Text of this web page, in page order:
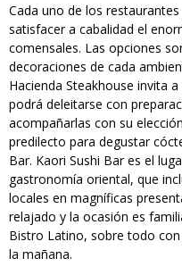
Cada uno de los
satisfacer a cabalidad el
comensales. Las opciones
decoraciones de cada
Hacienda Steakhouse invita
podrá deleitarse con
acompañarlas con su
predilecto para degustar
Bar. Kaori Sushi Bar es el
gastronomía oriental, que
locales en magníficas
relajado y la ocasión es
Bistro Latino, sobre todo
la mañana.